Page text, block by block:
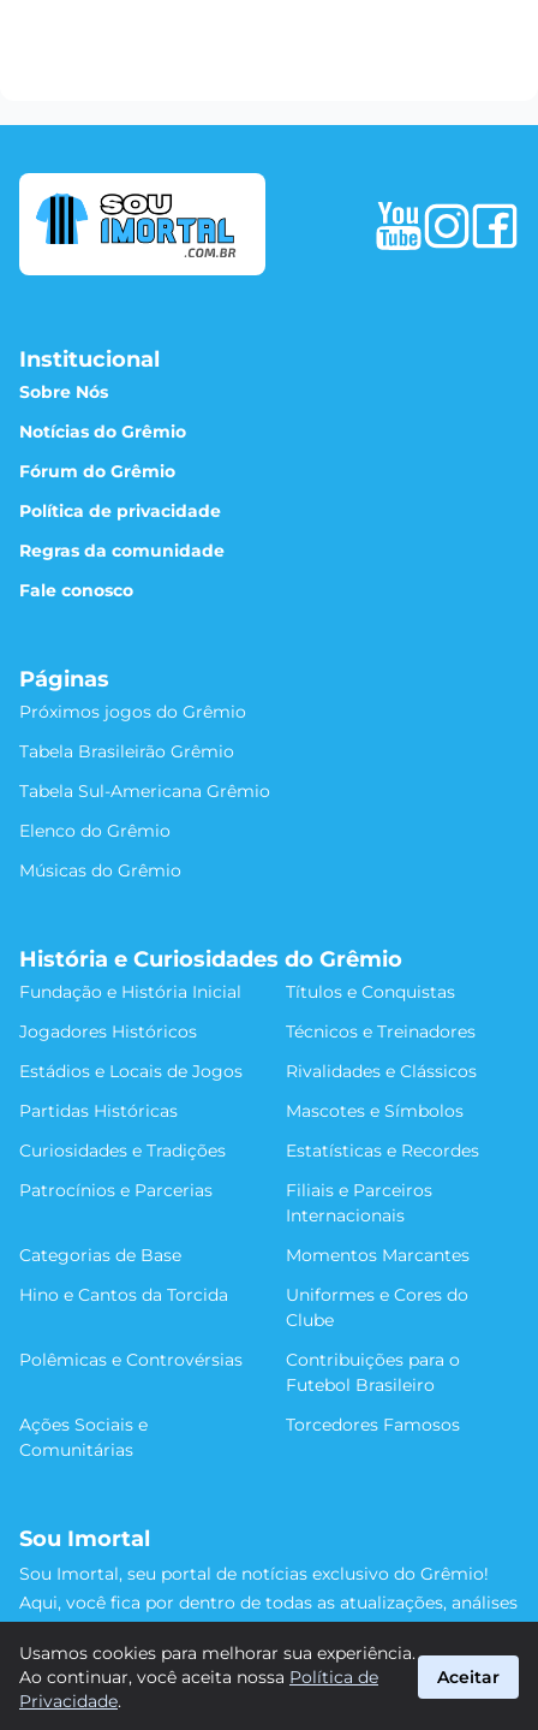
Institucional
Sobre Nós
Notícias do Grêmio
Fórum do Grêmio
Política de privacidade
Regras da comunidade
Fale conosco
Páginas
Próximos jogos do Grêmio
Tabela Brasileirão Grêmio
Tabela Sul-Americana Grêmio
Elenco do Grêmio
Músicas do Grêmio
História e Curiosidades do Grêmio
Fundação e História Inicial
Títulos e Conquistas
Jogadores Históricos
Técnicos e Treinadores
Estádios e Locais de Jogos
Rivalidades e Clássicos
Partidas Históricas
Mascotes e Símbolos
Curiosidades e Tradições
Estatísticas e Recordes
Patrocínios e Parcerias
Filiais e Parceiros
Internacionais
Categorias de Base
Momentos Marcantes
Hino e Cantos da Torcida
Uniformes e Cores do
Clube
Polêmicas e Controvérsias
Contribuições para o
Futebol Brasileiro
Ações Sociais e
Comunitárias
Torcedores Famosos
Sou Imortal
Sou Imortal, seu portal de notícias exclusivo do Grêmio!
Aqui, você fica por dentro de todas as atualizações, análises
detalhe da trajetória do nosso time rumo às vitórias!
#Grêmio #SouImortal
Usamos cookies para melhorar sua experiência.
Ao continuar, você aceita nossa Política de
Privacidade.
Aceitar